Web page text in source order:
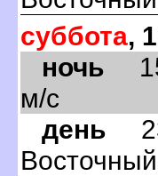
суббота,
ночь
м/с
день